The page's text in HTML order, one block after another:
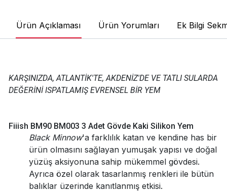
Ürün Açıklaması Ürün Yorumları Ek Bilgi
KARŞINIZDA, ATLANTİK'TE, AKDENİZ'DE VE TATLI SULARDA
DEĞERİNİ ISPATLAMIŞ EVRENSEL BİR YEM
Fiiish BM90 BM003 3 Adet Gövde Kaki Silikon Yem
Black Minnow'a farklılık katan ve kendine has bir
ürün olmasını sağlayan yumuşak yapısı ve doğal
yüzüş aksiyonuna sahip mükemmel gövdesi.
Ayrıca özel olarak tasarlanmış renkleri ile bütün
balıklar üzerinde kanıtlanmış etkisi.